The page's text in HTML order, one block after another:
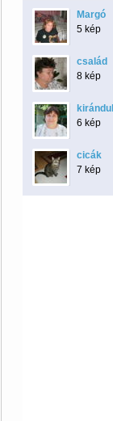
Margó
5 kép
család
8 kép
6 kép
cicák
7 kép